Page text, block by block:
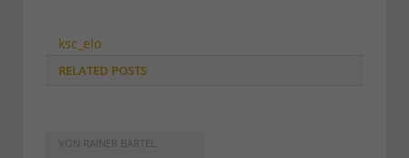
ksc_elo
RELATED POSTS
VON RAINER BARTEL